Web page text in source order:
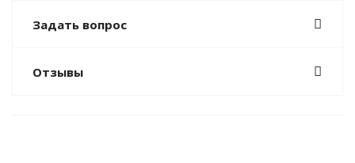
Задать вопрос
Отзывы